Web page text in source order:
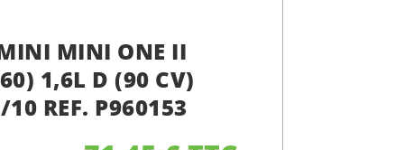
MINI ONE II
1,6L D (90 CV)
REF. P960153